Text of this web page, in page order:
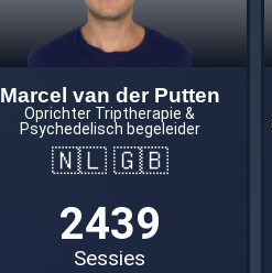
Marcel van der Putten
Oprichter Triptherapie &
Psychedelisch begeleider
🇳🇱 🇬🇧
Sessies
2439